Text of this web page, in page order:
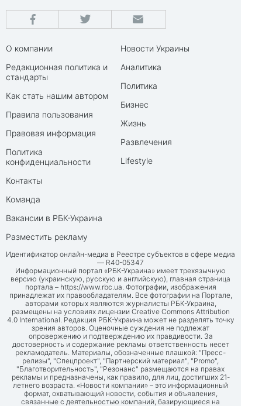
О компании
Редакционная политика и
стандарты
Как стать нашим автором
Правила пользования
Правовая информация
Политика
конфиденциальности
Контакты
Команда
Вакансии в РБК-Украина
Разместить рекламу
Новости Украины
Аналитика
Политика
Бизнес
Жизнь
Развлечения
Lifestyle
Идентификатор онлайн-медиа в Реестре субъектов в сфере медиа
— R40-05347
Информационный портал «РБК-Украина» имеет трехязычную
версию (украинскую, русскую и английскую), главная страница
портала – https://www.rbc.ua. Фотографии, изображения
принадлежат их правообладателям. Все фотографии на Портале,
авторами которых являются журналисты РБК-Украина,
размещены на условиях лицензии Creative Commons Attribution
4.0 International. Редакция РБК-Украина может не разделять точку
зрения авторов. Оценочные суждения не подлежат
опровержению и подтверждению их правдивости. За
достоверность и содержание рекламы ответственность несет
рекламодатель. Материалы, обозначенные плашкой: "Пресс-
релизы", "Спецпроект", "Партнерский материал", "Promo",
"Благотворительность", "Резонанс" размещаются на правах
рекламы и предназначены, как правило, для лиц, достигших 21-
летнего возраста. «Новости компании» – это информационный
формат, охватывающий новости, события и объявления,
связанные с деятельностью компаний, базирующиеся на